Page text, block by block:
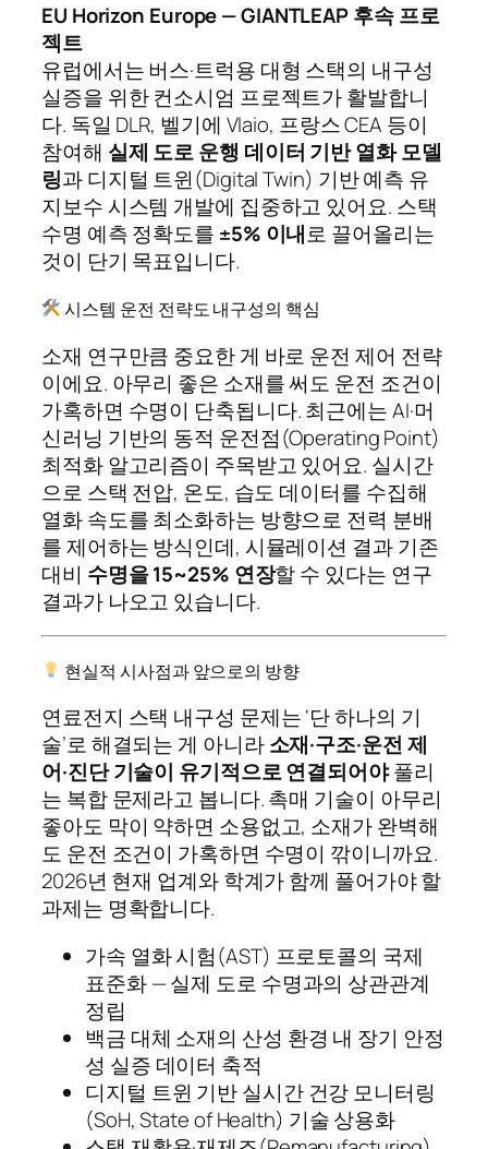
EU Horizon Europe — GIANTLEAP 후속 프로
젝트
유럽에서는 버스·트럭용 대형 스택의 내구성
실증을 위한 컨소시엄 프로젝트가 활발합니
다. 독일 DLR, 벨기에 Vlaio, 프랑스 CEA 등이
참여해 실제 도로 운행 데이터 기반 열화 모델
링과 디지털 트윈(Digital Twin) 기반 예측 유
지보수 시스템 개발에 집중하고 있어요. 스택
수명 예측 정확도를 ±5% 이내로 끌어올리는
것이 단기 목표입니다.
시스템 운전 전략도 내구성의 핵심
소재 연구만큼 중요한 게 바로 운전 제어 전략
이에요. 아무리 좋은 소재를 써도 운전 조건이
가혹하면 수명이 단축됩니다. 최근에는 AI·머
신러닝 기반의 동적 운전점(Operating Point)
최적화 알고리즘이 주목받고 있어요. 실시간
으로 스택 전압, 온도, 습도 데이터를 수집해
열화 속도를 최소화하는 방향으로 전력 분배
를 제어하는 방식인데, 시뮬레이션 결과 기존
대비 수명을 15~25% 연장할 수 있다는 연구
결과가 나오고 있습니다.
현실적 시사점과 앞으로의 방향
연료전지 스택 내구성 문제는 ‘단 하나의 기
술’로 해결되는 게 아니라소재·구조·운전 제
어·진단 기술이 유기적으로 연결되어야풀리
는 복합 문제라고 봅니다. 촉매 기술이 아무리
좋아도 막이 약하면 소용없고, 소재가 완벽해
도 운전 조건이 가혹하면 수명이 깎이니까요.
2026년 현재 업계와 학계가 함께 풀어가야 할
과제는 명확합니다.
가속 열화 시험(AST) 프로토콜의 국제
표준화 — 실제 도로 수명과의 상관관계
정립
백금 대체 소재의 산성 환경 내 장기 안정
성 실증 데이터 축적
디지털 트윈 기반 실시간 건강 모니터링
(SoH, State of Health) 기술 상용화